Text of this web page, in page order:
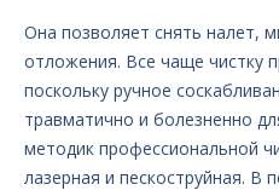
Она позволяет снять налет,
отложения. Все чаще чистку
поскольку ручное
травматично и болезненно
методик профессиональной
лазерная и пескоструйная. В